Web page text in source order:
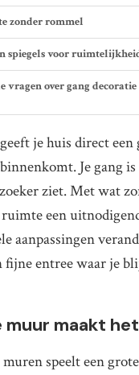
zonder rommel
spiegels voor
vragen over gang decoratie
je huis direct een
Je gang is
ziet. Met wat
een
aanpassingen
fijne entree waar je
muur maakt
speelt een